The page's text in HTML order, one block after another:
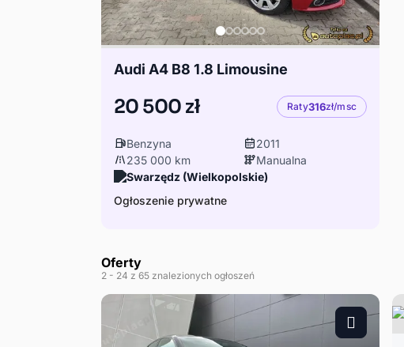
Audi A4 B8 1.8 Limousine
20 500 zł Raty316zł/msc
Benzyna
2011
235 000 km
Manualna
Swarzędz (Wielkopolskie)
Ogłoszenie prywatne
Oferty
2 - 24 z 65 znalezionych ogłoszeń